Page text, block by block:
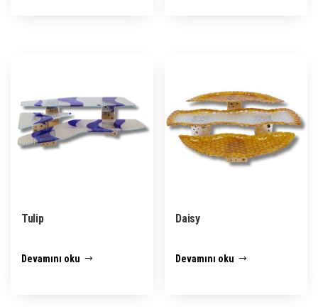
Tulip
Devamını oku
Daisy
Devamını oku